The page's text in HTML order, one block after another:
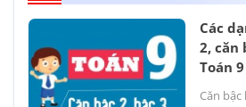
Các
2, căn
Toán
Căn bậc